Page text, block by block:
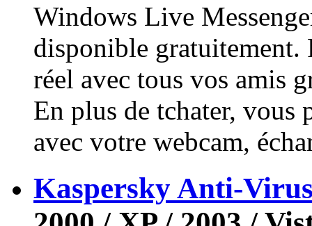
Windows Live
disponible gratuitement.
réel avec tous vos amis
En plus de tchater,
avec votre webcam,
Kaspersky Anti-